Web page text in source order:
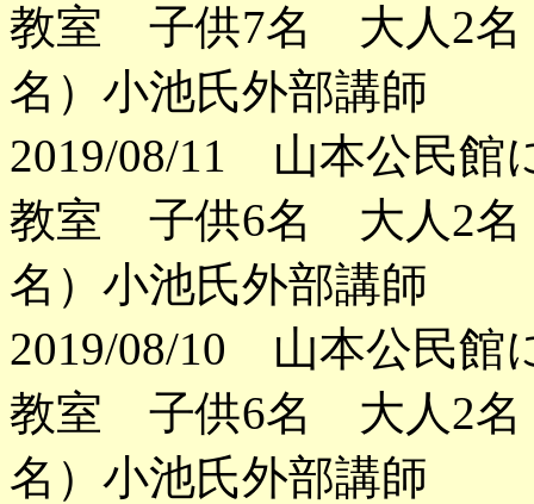
教室 子供7名 大人2
名）小池氏外部講師
2019/08/11 山本公民
教室 子供6名 大人2
名）小池氏外部講師
2019/08/10 山本公民
教室 子供6名 大人2
名）小池氏外部講師